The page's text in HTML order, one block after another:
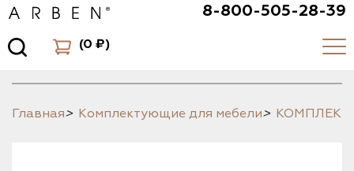
8-800-505-28-39
(0 ₽)
Главная> Комплектующие для мебели>